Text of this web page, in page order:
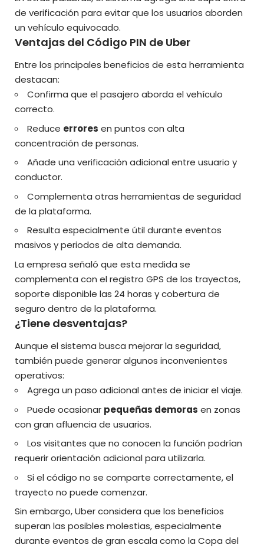
de verificación para evitar que los usuarios aborden
un vehículo equivocado.
Ventajas del Código PIN de Uber
Entre los principales beneficios de esta herramienta
destacan:
Confirma que el pasajero aborda el vehículo
correcto.
Reduce errores en puntos con alta
concentración de personas.
Añade una verificación adicional entre usuario y
conductor.
Complementa otras herramientas de seguridad
de la plataforma.
Resulta especialmente útil durante eventos
masivos y periodos de alta demanda.
La empresa señaló que esta medida se
complementa con el registro GPS de los trayectos,
soporte disponible las 24 horas y cobertura de
seguro dentro de la plataforma.
¿Tiene desventajas?
Aunque el sistema busca mejorar la seguridad,
también puede generar algunos inconvenientes
operativos:
Agrega un paso adicional antes de iniciar el viaje.
Puede ocasionar pequeñas demoras en zonas
con gran afluencia de usuarios.
Los visitantes que no conocen la función podrían
requerir orientación adicional para utilizarla.
Si el código no se comparte correctamente, el
trayecto no puede comenzar.
Sin embargo, Uber considera que los beneficios
superan las posibles molestias, especialmente
durante eventos de gran escala como la Copa del